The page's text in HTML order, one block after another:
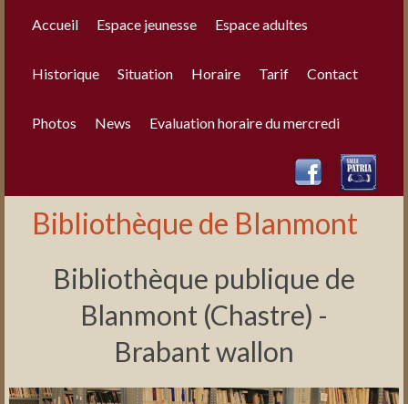
Accueil Espace jeunesse Espace adultes
Historique Situation Horaire Tarif Contact
Photos News Evaluation horaire du mercredi
Bibliothèque de Blanmont
Bibliothèque publique de
Blanmont (Chastre) -
Brabant wallon